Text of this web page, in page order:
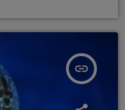
insert_link